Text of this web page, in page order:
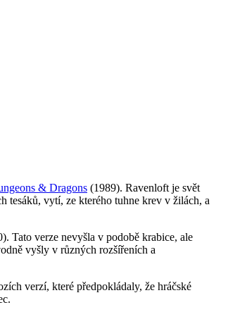
& Dragons (1989). Ravenloft je svět
tesáků, vytí, ze kterého tuhne krev v žilách, a
Tato verze nevyšla v podobě krabice, ale
vyšly v různých rozšířeních a
verzí, které předpokládaly, že hráčské